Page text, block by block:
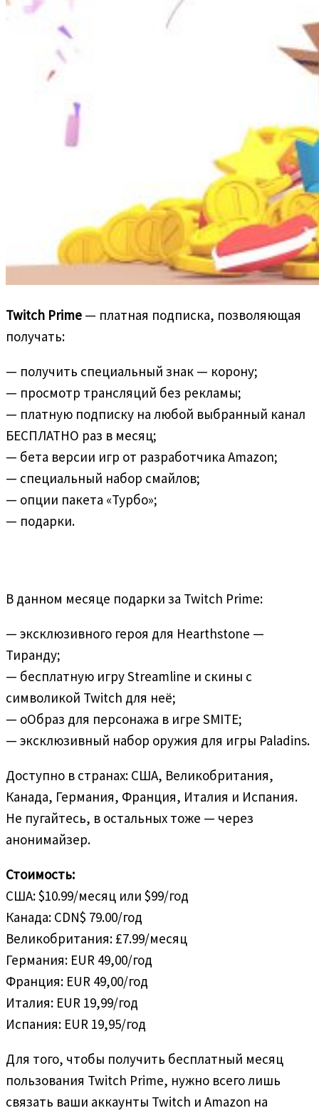
Twitch Prime — платная подписка, позволяющая
получать:
— получить специальный знак — корону;
— просмотр трансляций без рекламы;
— платную подписку на любой выбранный канал
БЕСПЛАТНО раз в месяц;
— бета версии игр от разработчика Amazon;
— специальный набор смайлов;
— опции пакета «Турбо»;
— подарки.
В данном месяце подарки за Twitch Prime:
— эксклюзивного героя для Hearthstone —
Тиранду;
— бесплатную игру Streamline и скины с
символикой Twitch для неё;
— оОбраз для персонажа в игре SMITE;
— эксклюзивный набор оружия для игры Paladins.
Доступно в странах: США, Великобритания,
Канада, Германия, Франция, Италия и Испания.
Не пугайтесь, в остальных тоже — через
анонимайзер.
Стоимость:
США: $10.99/месяц или $99/год
Канада: CDN$ 79.00/год
Великобритания: £7.99/месяц
Германия: EUR 49,00/год
Франция: EUR 49,00/год
Италия: EUR 19,99/год
Испания: EUR 19,95/год
Для того, чтобы получить бесплатный месяц
пользования Twitch Prime, нужно всего лишь
связать ваши аккаунты Twitch и Amazon на